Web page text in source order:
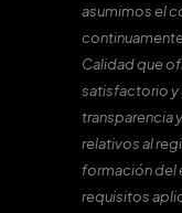
asumimos el
Calidad que
satisfactorio y
transparencia
relativos al
formación del
requisitos